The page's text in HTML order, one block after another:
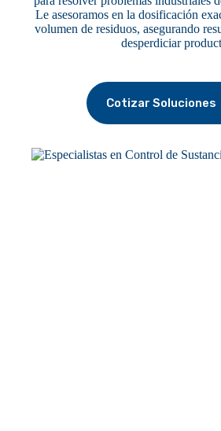
Le asesoramos en la dosificación
volumen de residuos, asegurando
desperdiciar
Cotizar Soluciones